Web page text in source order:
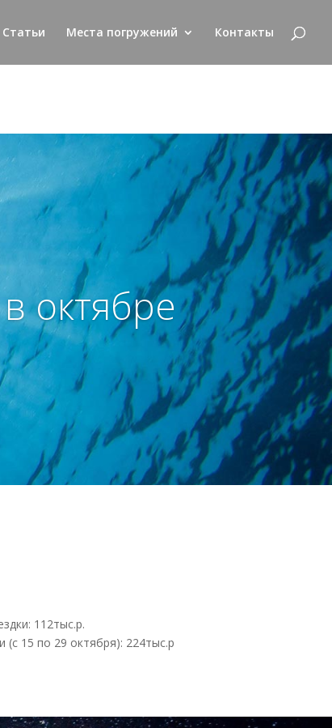
Статьи Места погружений Контакты
октябре
112тыс.р.
(с 15 по 29 октября): 224тыс.р